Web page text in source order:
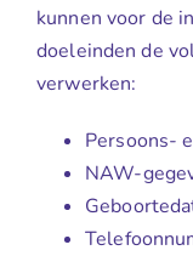
kunnen voor de
doeleinden de
verwerken:
Persoons-
NAW-